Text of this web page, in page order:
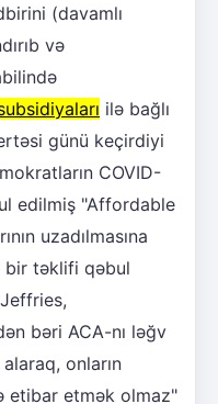
(davamlı
və
ilə bağlı
günü keçirdiyi
COVID-
edilmiş "Affordable
uzadılmasına
bir təklifi qəbul
bəri ACA-nı ləğv
alaraq, onların
etibar etmək olmaz"